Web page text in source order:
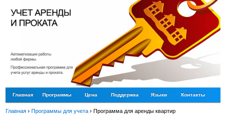
Главная Программы Цена Поддержка Языки Контакты
Главная ›Программы для учета ›Программа для аренды квартир